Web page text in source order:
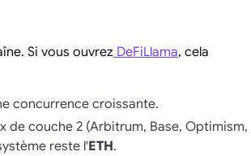
Si vous ouvrez DeFiLlama, cela
concurrence croissante.
de couche 2 (Arbitrum, Base, Optimism,
reste l'ETH.